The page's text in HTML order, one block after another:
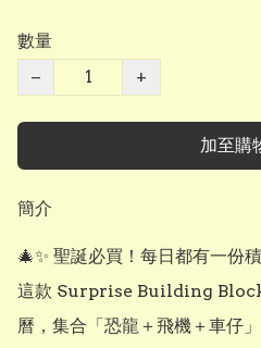
數量
−
+
加至購
簡介
🎄✨ 聖誕必買！每日都有一份
這款 Surprise Building
曆，集合「恐龍＋飛機＋車仔